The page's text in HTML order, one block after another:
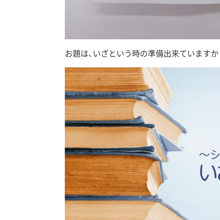
お題は、いざという時の準備出来ていますか